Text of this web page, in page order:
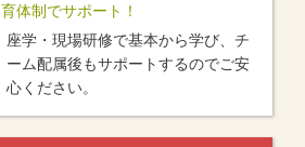
育体制でサポート！
座学・現場研修で基本から学び、チ
ーム配属後もサポートするのでご安
心ください。